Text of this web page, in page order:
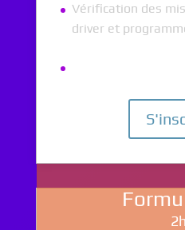
Vérification des
driver et
2h